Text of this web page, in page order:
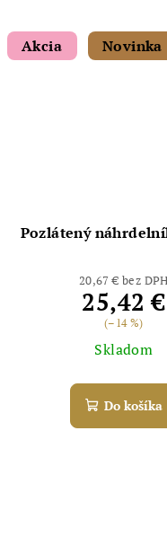
Akcia Novinka
Pozlátený
20,67 € bez DPH
25,42 €
(–14 %)
Skladom
Do košíka